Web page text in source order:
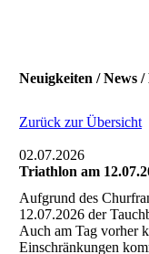
Neuigkeiten / News
Zurück zur Übersicht
02.07.2026
Triathlon am
Aufgrund des
12.07.2026 der
Auch am Tag vorher
Einschränkungen